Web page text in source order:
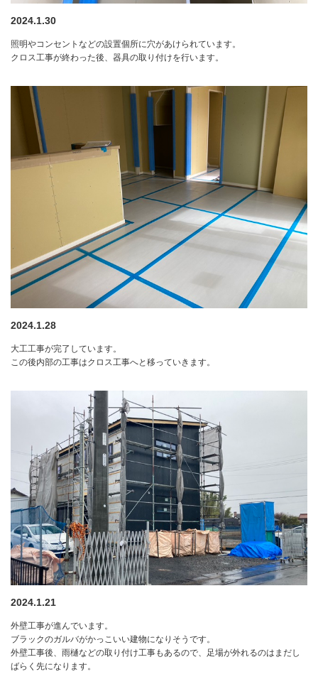
2024.1.30
照明やコンセントなどの設置個所に穴があけられています。
クロス工事が終わった後、器具の取り付けを行います。
2024.1.28
大工工事が完了しています。
この後内部の工事はクロス工事へと移っていきます。
2024.1.21
外壁工事が進んでいます。
ブラックのガルバがかっこいい建物になりそうです。
外壁工事後、雨樋などの取り付け工事もあるので、足場が外れるのはまだし
ばらく先になります。